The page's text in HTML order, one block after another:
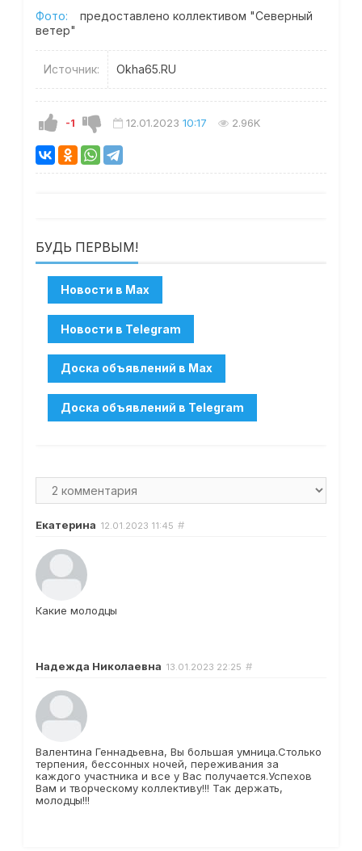
Фото:
предоставлено коллективом "Северный
ветер"
Источник: Okha65.RU
-1 12.01.2023 10:17 2.96K
БУДЬ ПЕРВЫМ!
Екатерина 12.01.2023 11:45 #
Какие молодцы
Надежда Николаевна 13.01.2023 22:25 #
Валентина Геннадьевна, Вы большая умница.Столько
терпения, бессонных ночей, переживания за
каждого участника и все у Вас получается.Успехов
Вам и творческому коллективу!!! Так держать,
молодцы!!!